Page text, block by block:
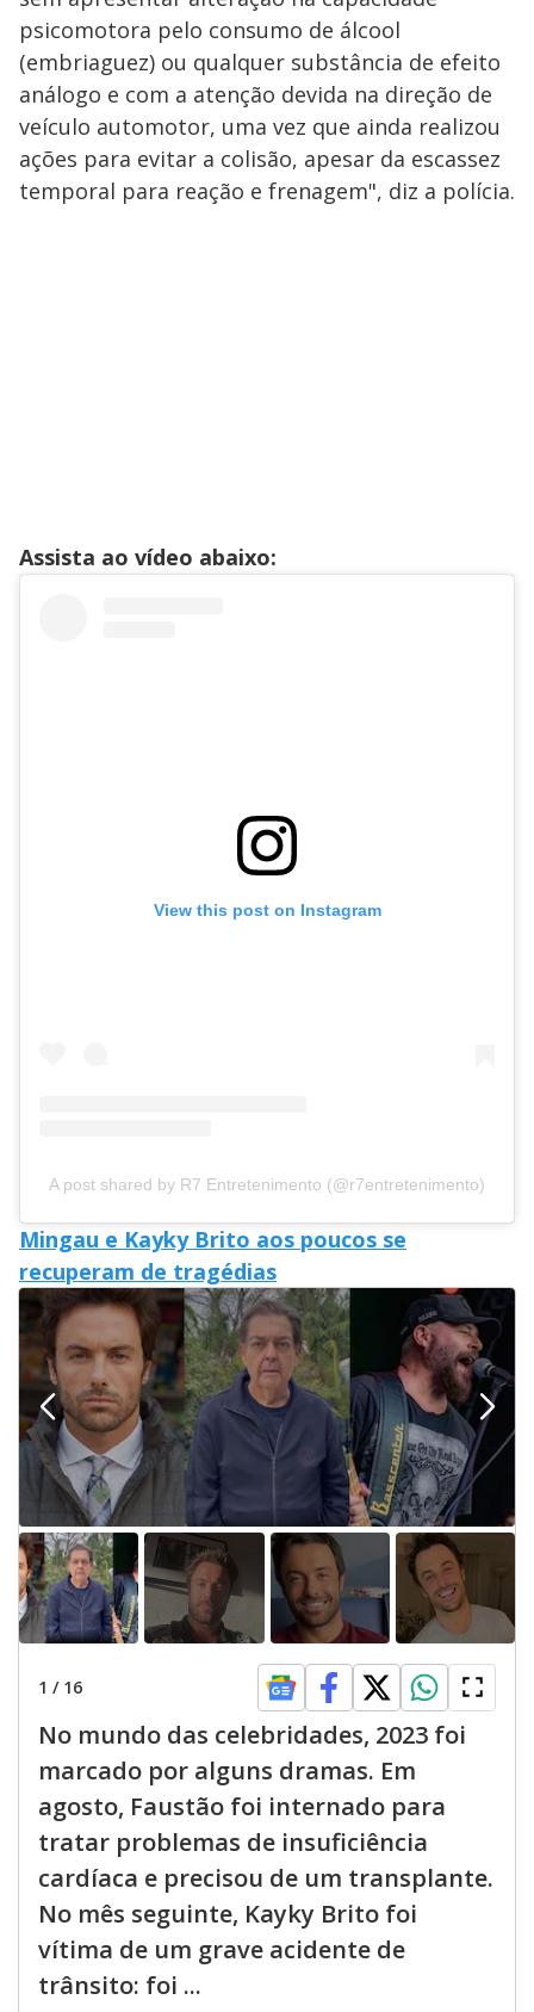
psicomotora pelo consumo de álcool
(embriaguez) ou qualquer substância de efeito
análogo e com a atenção devida na direção de
veículo automotor, uma vez que ainda realizou
ações para evitar a colisão, apesar da escassez
temporal para reação e frenagem", diz a polícia.
Assista ao vídeo abaixo:
View this post on Instagram
A post shared by R7 Entretenimento (@r7entretenimento)
Mingau e Kayky Brito aos poucos se
recuperam de tragédias
1 / 16
No mundo das celebridades, 2023 foi
marcado por alguns dramas. Em
agosto, Faustão foi internado para
tratar problemas de insuficiência
cardíaca e precisou de um transplante.
No mês seguinte, Kayky Brito foi
vítima de um grave acidente de
trânsito: foi ...